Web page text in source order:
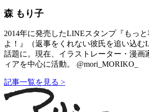
森 もり子
2014年に発売したLINEスタンプ『もっ
よ！』（返事をくれない彼氏を追い込む
話題に。現在、イラストレーター・漫画
ィアを中心に活動。 @mori_MORIKO_
記事一覧を見る >